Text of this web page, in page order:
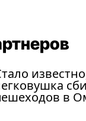
в